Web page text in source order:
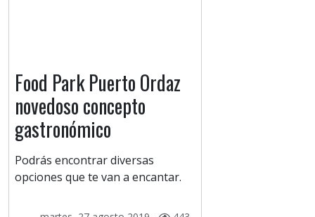
Food Park Puerto Ordaz
novedoso concepto
gastronómico
Podrás encontrar diversas
opciones que te van a encantar.